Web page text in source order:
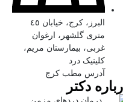
البرز، کرج، خیابان ٤٥
متری گلشهر، ارغوان
غربی، بیمارستان مریم،
کلینیک درد
آدرس مطب کرج
دکتر